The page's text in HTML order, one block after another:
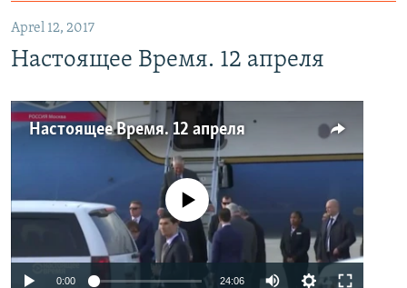
Aprel 12, 2017
Настоящее Время. 12 апреля
Настоящее Время. 12 апреля
No media source currently available
0:00 24:06